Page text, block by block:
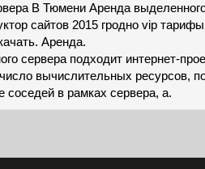
В Тюмени Аренда
сайтов 2015 гродно vip тарифы
Аренда.
сервера подходит интернет-
вычислительных ресурсов,
соседей в рамках сервера, а.